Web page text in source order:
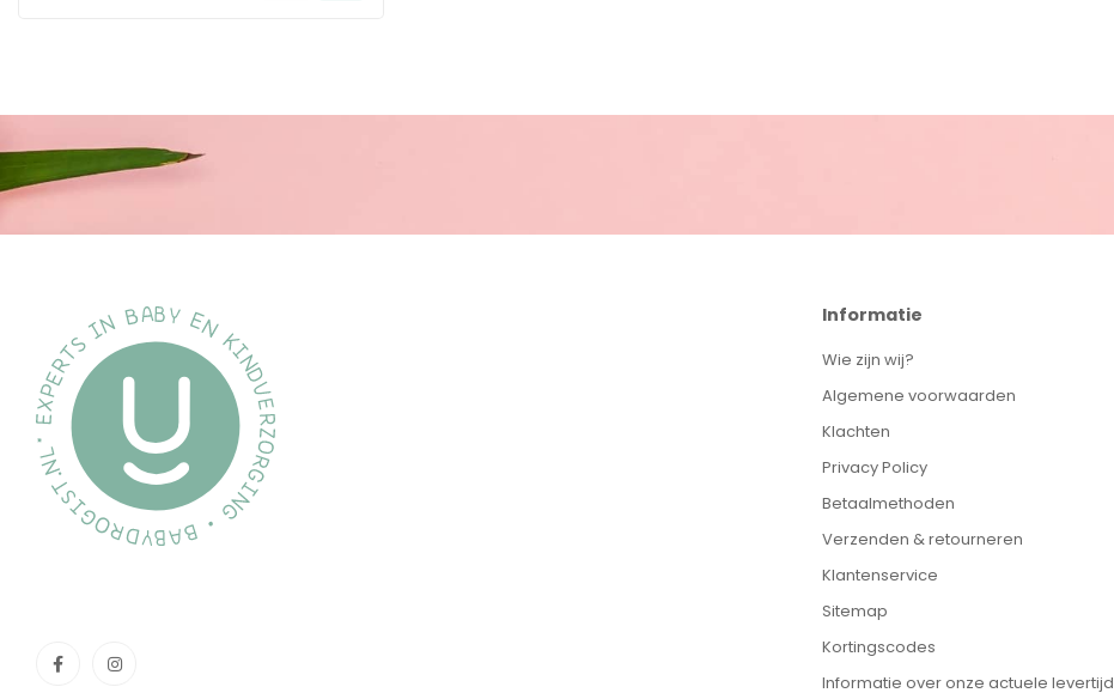
Informatie
Wie zijn wij?
Algemene voorwaarden
Klachten
Privacy Policy
Betaalmethoden
Verzenden & retourneren
Klantenservice
Sitemap
Kortingscodes
Informatie over onze actuele levertijd